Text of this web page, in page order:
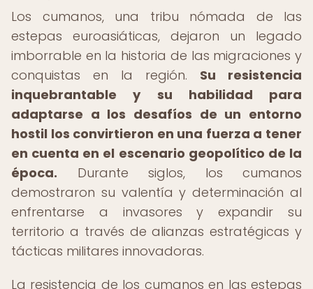
Los cumanos, una tribu nómada de las
estepas euroasiáticas, dejaron un legado
imborrable en la historia de las migraciones y
conquistas en la región. Su resistencia
inquebrantable y su habilidad para
adaptarse a los desafíos de un entorno
hostil los convirtieron en una fuerza a tener
en cuenta en el escenario geopolítico de la
época. Durante siglos, los cumanos
demostraron su valentía y determinación al
enfrentarse a invasores y expandir su
territorio a través de alianzas estratégicas y
tácticas militares innovadoras.
La resistencia de los cumanos en las estepas